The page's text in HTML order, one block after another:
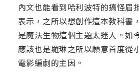
內文也能看到哈利波特的搞怪眉
表示，之所以想創作這本教科書
是魔法生物這個主題太迷人。如
應該也是羅琳之所以願意首度從
電影編劇的主因。